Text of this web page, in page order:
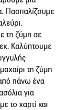
Πασπαλίζουμε
τη ζύμη σε
Καλύπτουμε
τη ζύμη
πάνω ένα
για
το χαρτί και